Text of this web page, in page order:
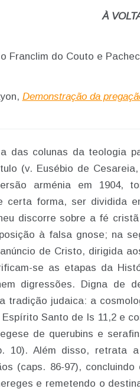
À
Franclim do Couto e
Demonstração da
das colunas da teologia
(v. Eusébio de
arménia em 1904,
certa forma, ser dividida
discorre sobre a fé
à falsa gnose; na
de Cristo, dirigida
se as etapas da
digressões. Digna de
tradição judaica: a
Santo de Is 11,2 e
de querubins e
10). Além disso, retrata
(caps. 86-97),
e remetendo o